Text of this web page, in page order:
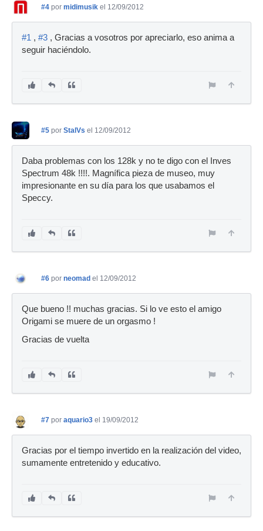
#4 por midimusik el 12/09/2012
#1 , #3 , Gracias a vosotros por apreciarlo, eso anima a
seguir haciéndolo.
#5 por StalVs el 12/09/2012
Daba problemas con los 128k y no te digo con el Inves
Spectrum 48k !!!!. Magnífica pieza de museo, muy
impresionante en su día para los que usabamos el
Speccy.
#6 por neomad el 12/09/2012
Que bueno !! muchas gracias. Si lo ve esto el amigo
Origami se muere de un orgasmo !
Gracias de vuelta
#7 por aquario3 el 19/09/2012
Gracias por el tiempo invertido en la realización del video,
sumamente entretenido y educativo.